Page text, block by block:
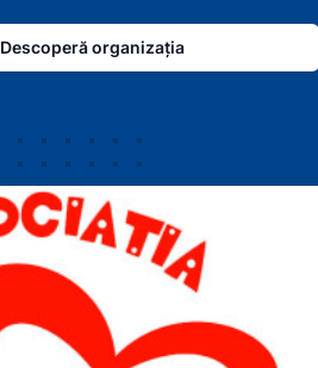
Descoperă organizația